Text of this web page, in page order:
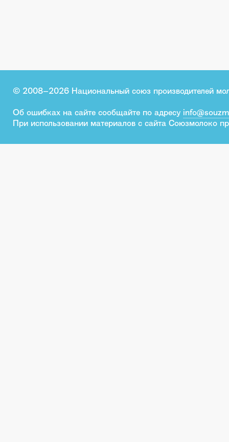
© 2008–2026 Национальный союз производителей
Об ошибках на сайте сообщайте по адресу
При использовании материалов с сайта Союзмолоко